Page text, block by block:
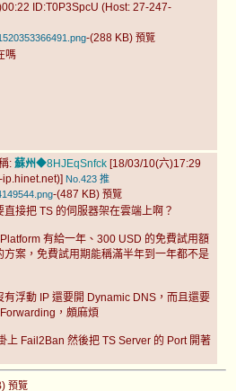
ID:T0P3SpcU (Host: 27-247-
-(288 KB) 預覽
嗎
: 蘇州◆8HJEqSnfck [18/03/10(六)17:29
ip.hinet.net)] No.423 推
-(487 KB) 預覽
接把 TS 的伺服器架在雲端上啊？
有給一年、300 USD 的免費試用額
方案，免費試用期能稱滿半年到一年都不是
有浮動 IP 還要開 Dynamic DNS，而且還要
，頗麻煩
上 Fail2Ban 然後把 TS Server 的 Port 開著
預覽